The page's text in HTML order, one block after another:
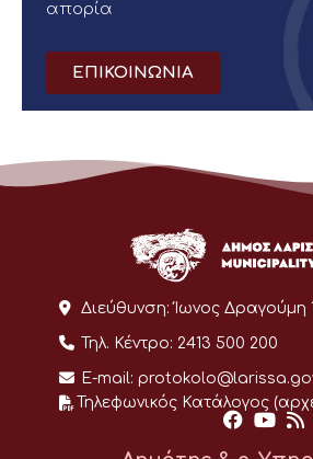
απορία
ΕΠΙΚΟΙΝΩΝΙΑ
Διεύθυνση: Ίωνος Δραγούμη
Τηλ. Κέντρο: 2413 500 200
E-mail:
Τηλεφωνικός Κατάλογος